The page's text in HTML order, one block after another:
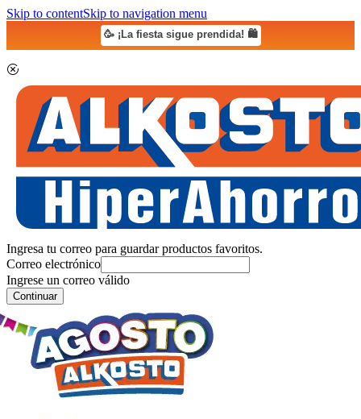
Skip to contentSkip to navigation menu
🥳 ¡La fiesta sigue prendida! 🛍️
Ingresa tu correo para guardar productos favoritos.
Correo electrónico
Ingrese un correo válido
Continuar